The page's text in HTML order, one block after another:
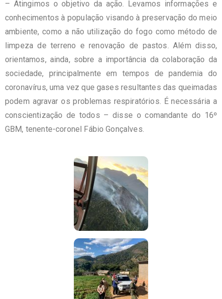
– Atingimos o objetivo da ação. Levamos informações e
conhecimentos à população visando à preservação do meio
ambiente, como a não utilização do fogo como método de
limpeza de terreno e renovação de pastos. Além disso,
orientamos, ainda, sobre a importância da colaboração da
sociedade, principalmente em tempos de pandemia do
coronavírus, uma vez que gases resultantes das queimadas
podem agravar os problemas respiratórios. É necessária a
conscientização de todos – disse o comandante do 16º
GBM, tenente-coronel Fábio Gonçalves.